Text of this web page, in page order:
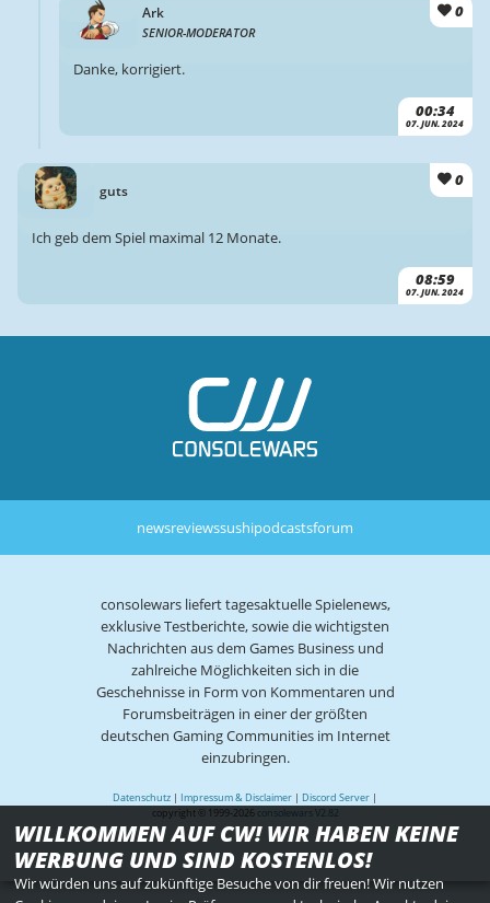
Ark
SENIOR-MODERATOR
0
00:34
07. JUN. 2024
Danke, korrigiert.
guts
0
08:59
07. JUN. 2024
Ich geb dem Spiel maximal 12 Monate.
newsreviewssushipodcastsforum
consolewars liefert tagesaktuelle Spielenews,
exklusive Testberichte, sowie die wichtigsten
Nachrichten aus dem Games Business und
zahlreiche Möglichkeiten sich in die
Geschehnisse in Form von Kommentaren und
Forumsbeiträgen in einer der größten
deutschen Gaming Communities im Internet
einzubringen.
Datenschutz | Impressum & Disclaimer | Discord Server |
copyright © 1999-2026 consolewars V2.82
WILLKOMMEN AUF CW! WIR HABEN KEINE
WERBUNG UND SIND KOSTENLOS!
Wir würden uns auf zukünftige Besuche von dir freuen! Wir nutzen